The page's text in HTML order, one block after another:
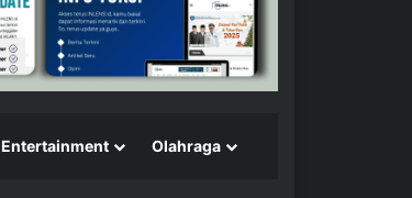
Entertainment Olahraga